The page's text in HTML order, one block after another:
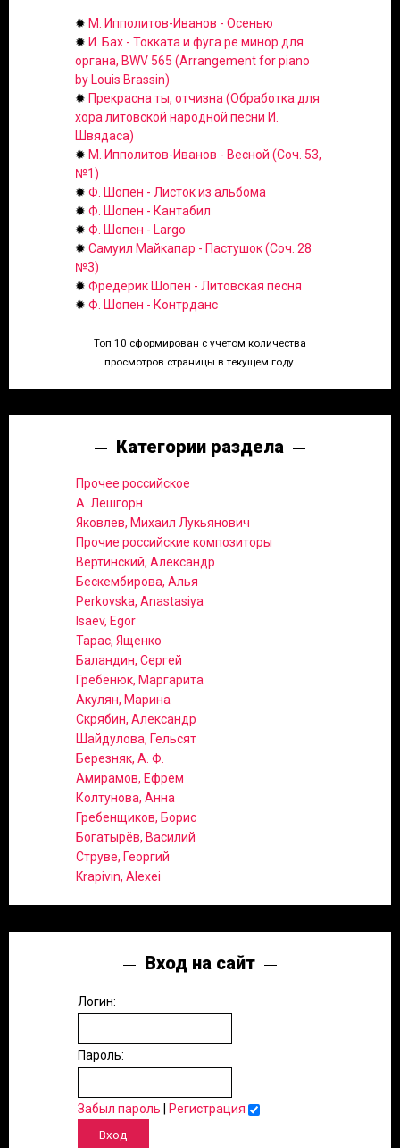
✹ М. Ипполитов-Иванов - Осенью
✹ И. Бах - Токката и фуга ре минор для
органа, BWV 565 (Arrangement for piano
by Louis Brassin)
✹ Прекрасна ты, отчизна (Обработка для
хора литовской народной песни И.
Швядаса)
✹ М. Ипполитов-Иванов - Весной (Соч. 53,
№1)
✹ Ф. Шопен - Листок из альбома
✹ Ф. Шопен - Кантабил
✹ Ф. Шопен - Largo
✹ Самуил Майкапар - Пастушок (Соч. 28
№3)
✹ Фредерик Шопен - Литовская песня
✹ Ф. Шопен - Контрданс
Топ 10 сформирован с учетом количества
просмотров страницы в текущем году.
Категории раздела
Прочее российское
А. Лешгорн
Яковлев, Михаил Лукьянович
Прочие российские композиторы
Вертинский, Александр
Бескембирова, Алья
Perkovska, Anastasiya
Isaev, Egor
Тарас, Ященко
Баландин, Сергей
Гребенюк, Маргарита
Акулян, Марина
Скрябин, Александр
Шайдулова, Гельсят
Березняк, А. Ф.
Амирамов, Ефрем
Колтунова, Анна
Гребенщиков, Борис
Богатырёв, Василий
Струве, Георгий
Krapivin, Alexei
Вход на сайт
Логин:
Пароль:
Забыл пароль Регистрация